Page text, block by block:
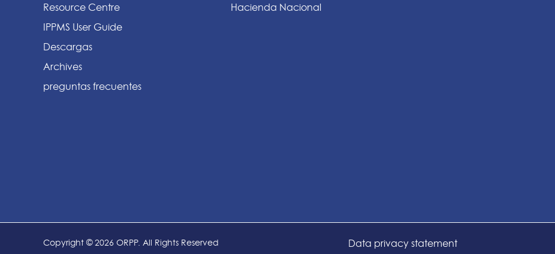
Resource Centre
IPPMS User Guide
Descargas
Archives
preguntas frecuentes
Hacienda Nacional
Copyright © 2026 ORPP. All Rights Reserved Data privacy statement